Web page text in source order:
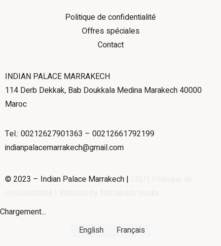
Politique de confidentialité
Offres spéciales
Contact
INDIAN PALACE MARRAKECH
114 Derb Dekkak, Bab Doukkala Medina Marakech 40000
Maroc
Tel.: 00212627901363 – 00212661792199
indianpalacemarrakech@gmail.com
© 2023 – Indian Palace Marrakech |
Chargement...
English
Français